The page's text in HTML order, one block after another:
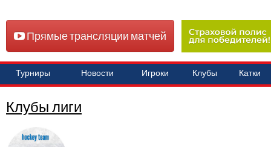
Прямые трансляции матчей
Турниры Новости Игроки Клубы Катки
Клубы лиги